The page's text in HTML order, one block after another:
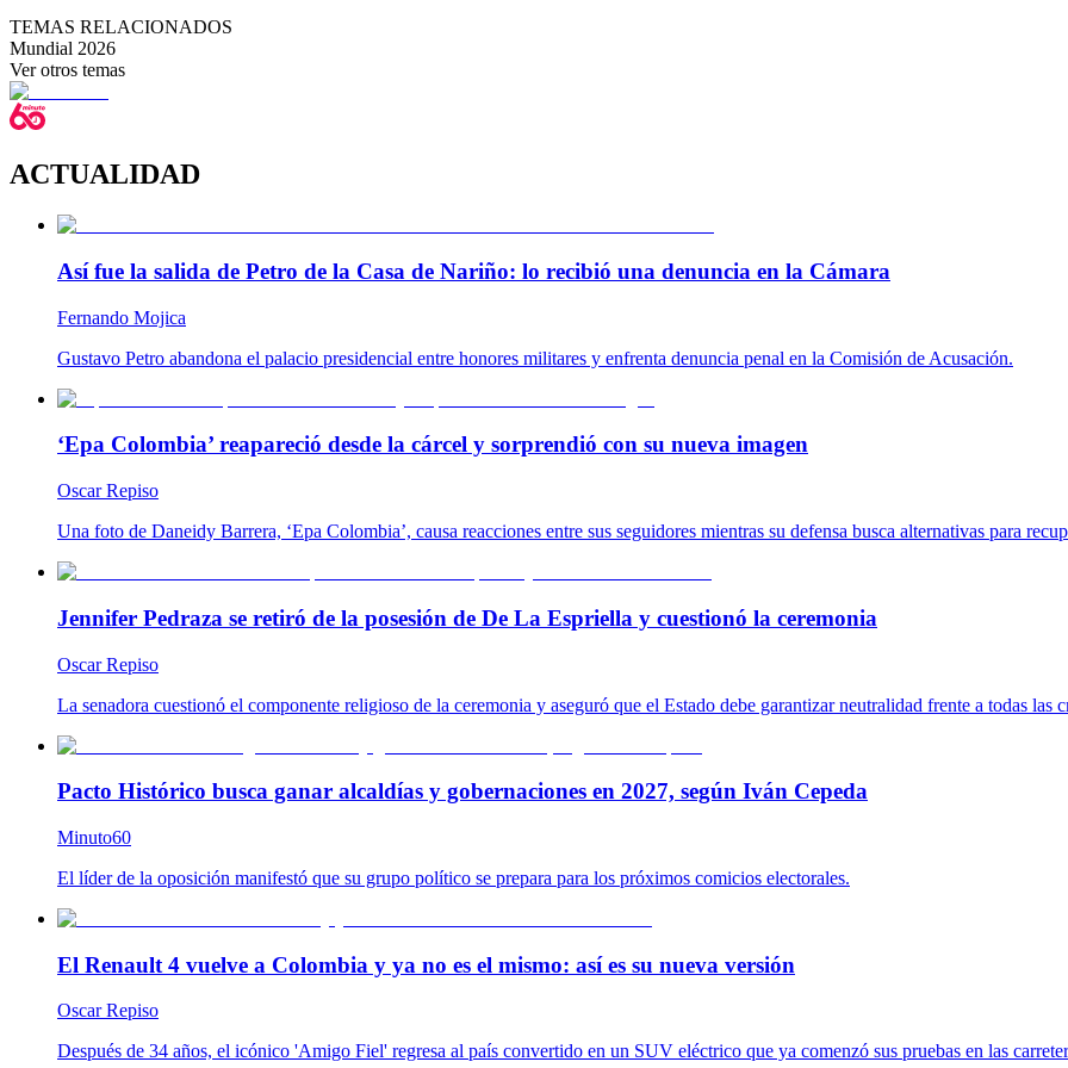
TEMAS RELACIONADOS
Mundial 2026
Ver otros temas
ACTUALIDAD
Así fue la salida de Petro de la Casa de Nariño: lo recibió una denuncia en la Cámara
Fernando Mojica
Gustavo Petro abandona el palacio presidencial entre honores militares y enfrenta denuncia penal en la Comisión de Acusación.
‘Epa Colombia’ reapareció desde la cárcel y sorprendió con su nueva imagen
Oscar Repiso
Una foto de Daneidy Barrera, ‘Epa Colombia’, causa reacciones entre sus seguidores mientras su defensa busca alternativas para
Jennifer Pedraza se retiró de la posesión de De La Espriella y cuestionó la ceremonia
Oscar Repiso
La senadora cuestionó el componente religioso de la ceremonia y aseguró que el Estado debe garantizar neutralidad frente a todas las
Pacto Histórico busca ganar alcaldías y gobernaciones en 2027, según Iván Cepeda
Minuto60
El líder de la oposición manifestó que su grupo político se prepara para los próximos comicios electorales.
El Renault 4 vuelve a Colombia y ya no es el mismo: así es su nueva versión
Oscar Repiso
Después de 34 años, el icónico 'Amigo Fiel' regresa al país convertido en un SUV eléctrico que ya comenzó sus pruebas en las